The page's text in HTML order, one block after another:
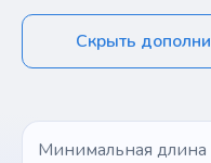
Скрыть
Минимальная длина